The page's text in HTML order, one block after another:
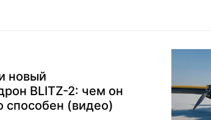
новый
BLITZ-2: чем он
способен (видео)